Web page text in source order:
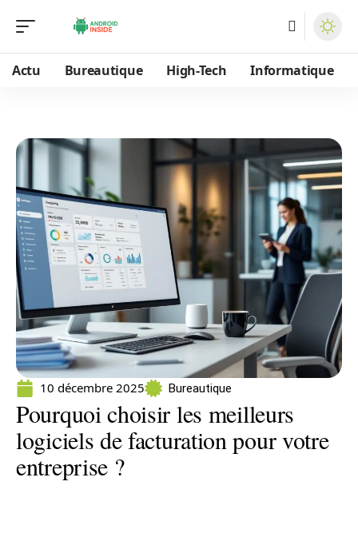
Actu Bureautique High-Tech Informatique
10 décembre 2025 Bureautique
Pourquoi choisir les meilleurs
logiciels de facturation pour votre
entreprise ?